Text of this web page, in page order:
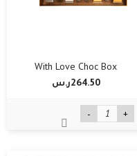
With Love Choc Box
264.50ر.س‏
- +